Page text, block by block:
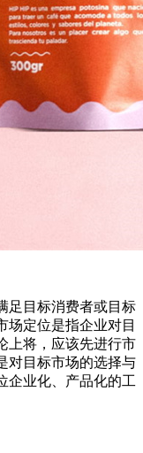
足目标消费者或目标
场定位是指企业对目
上将，应该先进行市
对目标市场的选择与
企业化、产品化的工